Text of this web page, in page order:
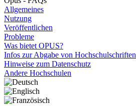
Allgemeines
Nutzung
Veröffentlichen
Probleme
Was bietet OPUS?
Infos zur Abgabe von Hochschulschriften
Hinweise zum Datenschutz
Andere Hochschulen